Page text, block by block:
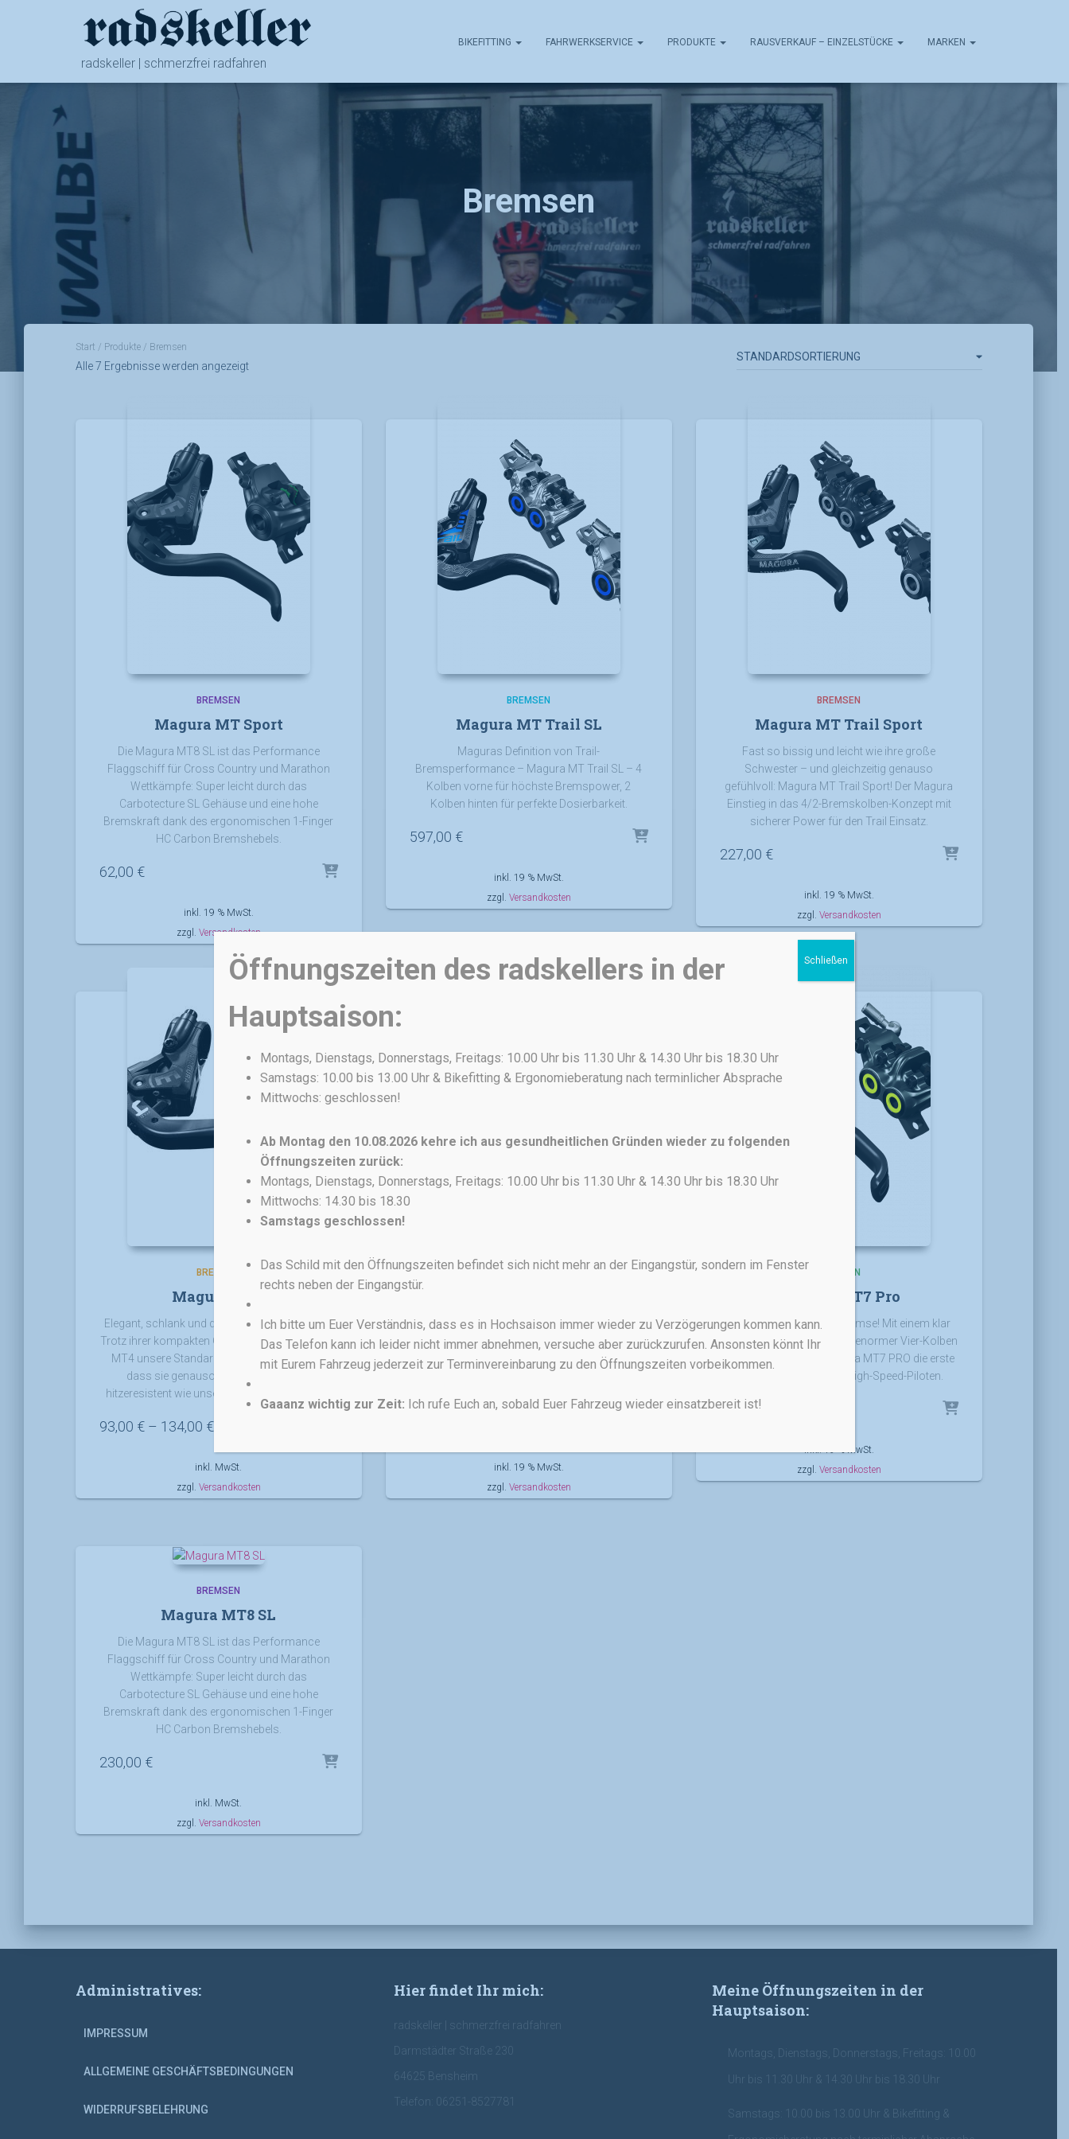
radskeller | schmerzfrei radfahren
BIKEFITTING FAHRWERKSERVICE PRODUKTE RAUSVERKAUF – EINZELSTÜCKE MARKEN
Bremsen
Start / Produkte/ Bremsen
Alle 7 Ergebnisse werden angezeigt
BREMSEN
Magura MT Sport
Die Magura MT8 SL ist das Performance
Flaggschiff für Cross Country und Marathon
Wettkämpfe: Super leicht durch das
Carbotecture SL Gehäuse und eine hohe
Bremskraft dank des ergonomischen 1-Finger
HC Carbon Bremshebels.
62,00 €
inkl. 19 % MwSt.
zzgl. Versandkosten
BREMSEN
Magura MT Trail SL
Maguras Definition von Trail-
Bremsperformance – Magura MT Trail SL – 4
Kolben vorne für höchste Bremspower, 2
Kolben hinten für perfekte Dosierbarkeit.
597,00 €
inkl. 19 % MwSt.
zzgl. Versandkosten
BREMSEN
Magura MT Trail Sport
Fast so bissig und leicht wie ihre große
Schwester – und gleichzeitig genauso
gefühlvoll: Magura MT Trail Sport! Der Magura
Einstieg in das 4/2-Bremskolben-Konzept mit
sicherer Power für den Trail Einsatz.
227,00 €
inkl. 19 % MwSt.
zzgl. Versandkosten
BREMSEN
Magura MT4
Elegant, schlank und dabei ganz schön bissig.
Trotz ihrer kompakten Größe nimmt die Magura
MT4 unsere Standard-Bremsbeläge auf, so
dass sie genauso leistungsfähig und
hitzeresistent wie unsere „großen“ Modelle ist.
93,00 €– 134,00 €
inkl. MwSt.
zzgl. Versandkosten
BREMSEN
Die Magura MT5 Pro bietet ausgezeichnete
Bremsperformance zu einem unschlagbaren
Preis. Mach Schluss mit unpräzisen Bremsen
inkl. 19 % MwSt.
zzgl. Versandkosten
BREMSEN
Magura MT7 Pro
Die beliebteste Gravity-Bremse! Mit einem klar
definierten Druckpunkt und enormer Vier-Kolben
Bremspower ist die Magura MT7 PRO die erste
Wahl von Gravity- und High-Speed-Piloten.
227,00
inkl. 19 % MwSt.
zzgl. Versandkosten
BREMSEN
Magura MT8 SL
Die Magura MT8 SL ist das Performance
Flaggschiff für Cross Country und Marathon
Wettkämpfe: Super leicht durch das
Carbotecture SL Gehäuse und eine hohe
Bremskraft dank des ergonomischen 1-Finger
HC Carbon Bremshebels.
230,00 €
inkl. MwSt.
zzgl. Versandkosten
Administratives:
IMPRESSUM
ALLGEMEINE GESCHÄFTSBEDINGUNGEN
WIDERRUFSBELEHRUNG
Hier findet Ihr mich:
radskeller | schmerzfrei radfahren
Darmstädter Straße 230
64625 Bensheim
Telefon: 06251-8527781
Meine Öffnungszeiten in der
Hauptsaison:
Montags, Dienstags, Donnerstags, Freitags: 10.00
Uhr bis 11.30 Uhr & 14.30 Uhr bis 18.30 Uhr
Samstags: 10.00 bis 13.00 Uhr & Bikefitting &
Öffnungszeiten des radskellers in der
Hauptsaison:
Montags, Dienstags, Donnerstags, Freitags: 10.00 Uhr bis 11.30 Uhr & 14.30 Uhr bis 18.30 Uhr
Samstags: 10.00 bis 13.00 Uhr & Bikefitting & Ergonomieberatung nach terminlicher Absprache
Mittwochs: geschlossen!
Ab Montag den 10.08.2026 kehre ich aus gesundheitlichen Gründen wieder zu folgenden
Öffnungszeiten zurück:
Montags, Dienstags, Donnerstags, Freitags: 10.00 Uhr bis 11.30 Uhr & 14.30 Uhr bis 18.30 Uhr
Mittwochs: 14.30 bis 18.30
Samstags geschlossen!
Das Schild mit den Öffnungszeiten befindet sich nicht mehr an der Eingangstür, sondern im Fenster
rechts neben der Eingangstür.
Ich bitte um Euer Verständnis, dass es in Hochsaison immer wieder zu Verzögerungen kommen kann.
Das Telefon kann ich leider nicht immer abnehmen, versuche aber zurückzurufen. Ansonsten könnt Ihr
mit Eurem Fahrzeug jederzeit zur Terminvereinbarung zu den Öffnungszeiten vorbeikommen.
Gaaanz wichtig zur Zeit: Ich rufe Euch an, sobald Euer Fahrzeug wieder einsatzbereit ist!
Schließen